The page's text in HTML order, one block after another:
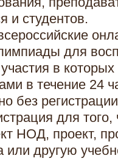
и студентов.
для
в
в течение 24
без
для
НОД, проект,
или другую